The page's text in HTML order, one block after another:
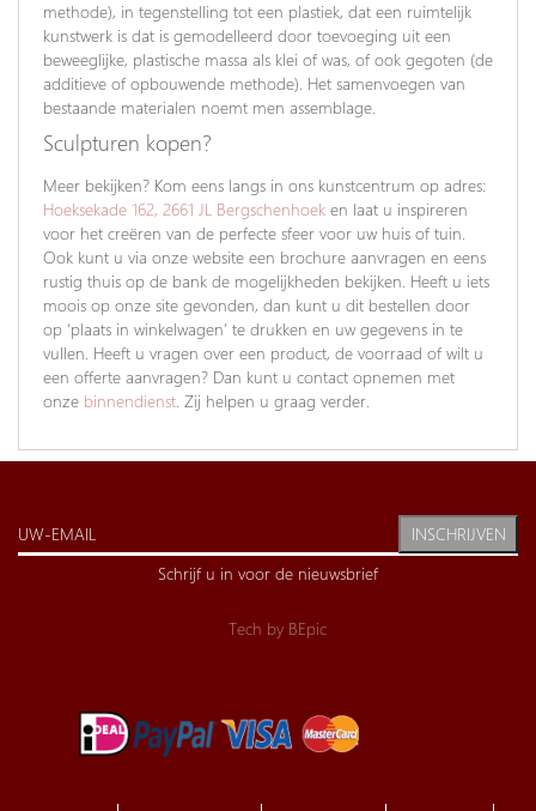
methode), in tegenstelling tot een plastiek, dat een ruimtelijk
kunstwerk is dat is gemodelleerd door toevoeging uit een
beweeglijke, plastische massa als klei of was, of ook gegoten (de
additieve of opbouwende methode). Het samenvoegen van
bestaande materialen noemt men assemblage.
Sculpturen kopen?
Meer bekijken? Kom eens langs in ons kunstcentrum op adres:
Hoeksekade 162, 2661 JL Bergschenhoek en laat u inspireren
voor het creëren van de perfecte sfeer voor uw huis of tuin.
Ook kunt u via onze website een brochure aanvragen en eens
rustig thuis op de bank de mogelijkheden bekijken. Heeft u iets
moois op onze site gevonden, dan kunt u dit bestellen door
op ‘plaats in winkelwagen’ te drukken en uw gegevens in te
vullen. Heeft u vragen over een product, de voorraad of wilt u
een offerte aanvragen? Dan kunt u contact opnemen met
onze binnendienst . Zij helpen u graag verder.
INSCHRIJVEN
Schrijf u in voor de nieuwsbrief
Tech by BEpic